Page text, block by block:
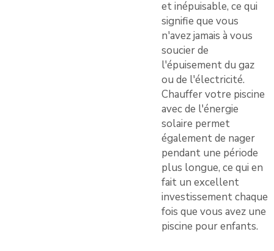
et inépuisable, ce qui
signifie que vous
n'avez jamais à vous
soucier de
l'épuisement du gaz
ou de l'électricité.
Chauffer votre piscine
avec de l'énergie
solaire permet
également de nager
pendant une période
plus longue, ce qui en
fait un excellent
investissement chaque
fois que vous avez une
piscine pour enfants.